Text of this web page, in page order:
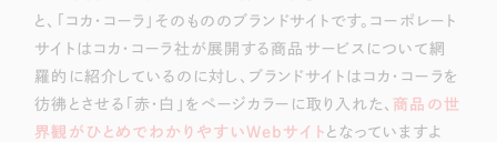
と、「コカ・コーラ」そのもののブランドサイトです。コーポレート
サイトはコカ・コーラ社が展開する商品サービスについて網
羅的に紹介しているのに対し、ブランドサイトはコカ・コーラを
彷彿とさせる「赤・白」をページカラーに取り入れた、 商品の世
界観がひとめでわかりやすいWebサイト となっていますよ